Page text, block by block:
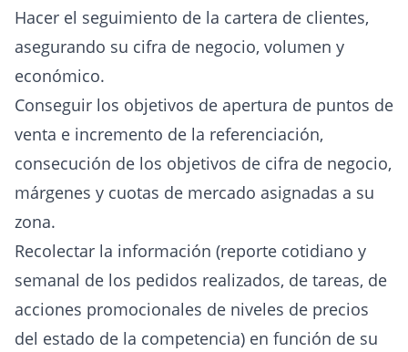
Hacer el seguimiento de la cartera de clientes,
asegurando su cifra de negocio, volumen y
económico.
Conseguir los objetivos de apertura de puntos de
venta e incremento de la referenciación,
consecución de los objetivos de cifra de negocio,
márgenes y cuotas de mercado asignadas a su
zona.
Recolectar la información (reporte cotidiano y
semanal de los pedidos realizados, de tareas, de
acciones promocionales de niveles de precios
del estado de la competencia) en función de su